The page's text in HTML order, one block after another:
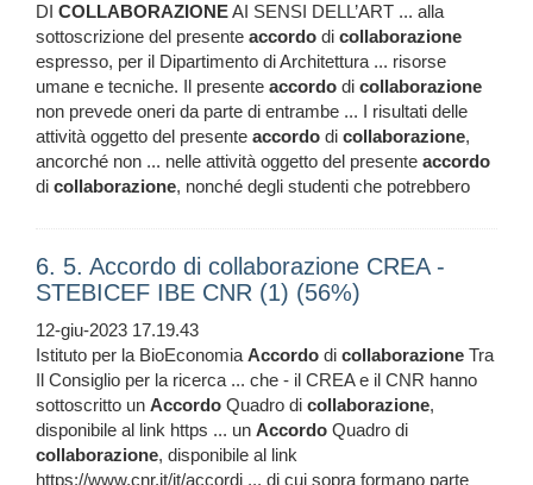
DI COLLABORAZIONEAI SENSI DELL’ART ... alla
sottoscrizione del presente accordo di collaborazione
espresso, per il Dipartimento di Architettura ... risorse
umane e tecniche. Il presente accordo di collaborazione
non prevede oneri da parte di entrambe ... I risultati delle
attività oggetto del presente accordo di collaborazione,
ancorché non ... nelle attività oggetto del presente accordo
di collaborazione, nonché degli studenti che potrebbero
6. 5. Accordo di collaborazione CREA -
STEBICEF IBE CNR (1) (56%)
12-giu-2023 17.19.43
Istituto per la BioEconomiaAccordo di collaborazione Tra
Il Consiglio per la ricerca ... che - il CREA e il CNR hanno
sottoscritto un Accordo Quadro di collaborazione,
disponibile al link https ... un Accordo Quadro di
collaborazione, disponibile al link
https://www.cnr.it/it/accordi ... di cui sopra formano parte